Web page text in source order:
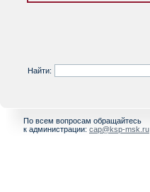
Найти:
По всем вопросам обращайтесь
к администрации: cap@ksp-msk.ru